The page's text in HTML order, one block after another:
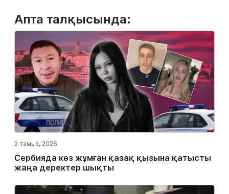
Апта талқысында:
2 тамыз, 2026
Сербияда көз жұмған қазақ қызына қатысты
жаңа деректер шықты